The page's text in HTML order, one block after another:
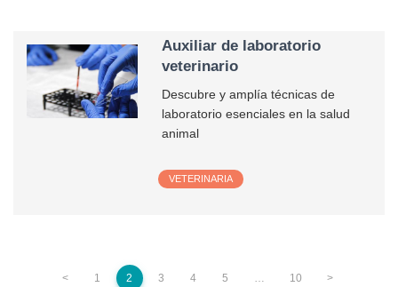
Auxiliar de laboratorio
veterinario
Descubre y amplía técnicas de
laboratorio esenciales en la salud
animal
VETERINARIA
< 1 2 3 4 5 … 10 >